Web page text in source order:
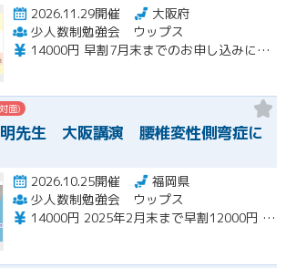
2026.11.29開催
大阪府
少人数制勉強会 ウップス
14000円 早割7月末までのお申し込みにて12000 さらにペア割2000円引き
面)
先生 大阪講演 腰椎変性側弯症に
2026.10.25開催
福岡県
少人数制勉強会 ウップス
14000円 2025年2月末まで早割12000円 ペア割さらに1000円引き